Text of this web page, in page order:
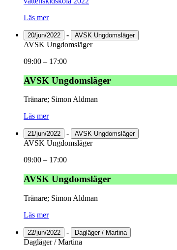
Läs mer
20/jun/2022 - AVSK Ungdomsläger
AVSK Ungdomsläger
09:00 – 17:00
AVSK Ungdomsläger
Tränare; Simon Aldman
Läs mer
21/jun/2022 - AVSK Ungdomsläger
AVSK Ungdomsläger
09:00 – 17:00
AVSK Ungdomsläger
Tränare; Simon Aldman
Läs mer
22/jun/2022 - Dagläger / Martina
Dagläger / Martina